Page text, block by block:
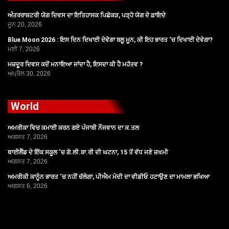
ਅੰਤਰਰਾਸ਼ਟਰੀ ਯੋਗ ਦਿਵਸ ਦਾ ਇਤਿਹਾਸਕ ਪਿਛੋਕੜ, ਪੜ੍ਹੋ ਯੋਗ ਦੇ ਫ਼ਾਇਦੇ
ਜੂਨ 20, 2026
Blue Moon 2026 : ਇਸ ਦਿਨ ਦਿਖਾਈ ਦੇਵੇਗਾ ਬਲੂ ਮੂਨ, ਕੀ ਇਹ ਭਾਰਤ ‘ਚ ਦਿਖਾਈ ਦੇਵੇਗਾ?
ਮਈ 7, 2026
ਮਜ਼ਦੂਰ ਦਿਵਸ ਕਦੋਂ ਮਨਾਇਆ ਜਾਂਦਾ ਹੈ, ਇਸਦਾ ਕੀ ਹੈ ਮਹੱਤਵ ?
ਅਪ੍ਰੈਲ 30, 2026
World
ਅਮਰੀਕਾ ਵਿਚ ਕਮਾਈ ਕਰਨ ਗਏ ਪੰਜਾਬੀ ਨੌਜਵਾਨ ਦਾ ਕ.ਤਲ
ਅਗਸਤ 7, 2026
ਥਾਈਲੈਂਡ ਦੇ ਇੱਕ ਸਕੂਲ ‘ਚ ਗੋ.ਲੀ.ਬਾ.ਰੀ ਦੀ ਘਟਨਾ, 15 ਤੋਂ ਵੱਧ ਜਣੇ ਜ਼ਖਮੀ
ਅਗਸਤ 7, 2026
ਅਮਰੀਕੀ ਕਾਨੂੰਨ ਭਾਰਤ ‘ਚ ਨਹੀਂ ਚੱਲੇਗਾ, ਪੀਐਮ ਮੋਦੀ ਦਾ ਵੀਡੀਓ ਹਟਾਉਣ ਦਾ ਮਾਮਲਾ ਭਖਿਆ
ਅਗਸਤ 6, 2026